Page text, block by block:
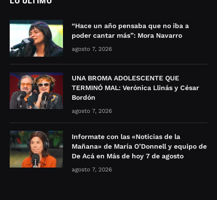
“Hace un año pensaba que no iba a
poder cantar más”: Mora Navarro
agosto 7, 2026
UNA BROMA ADOLESCENTE QUE
TERMINÓ MAL: Verónica Llinás y César
Bordón
agosto 7, 2026
Informate con las «Noticias de la
Mañana» de María O’Donnell y equipo de
De Acá en Más de hoy 7 de agosto
agosto 7, 2026